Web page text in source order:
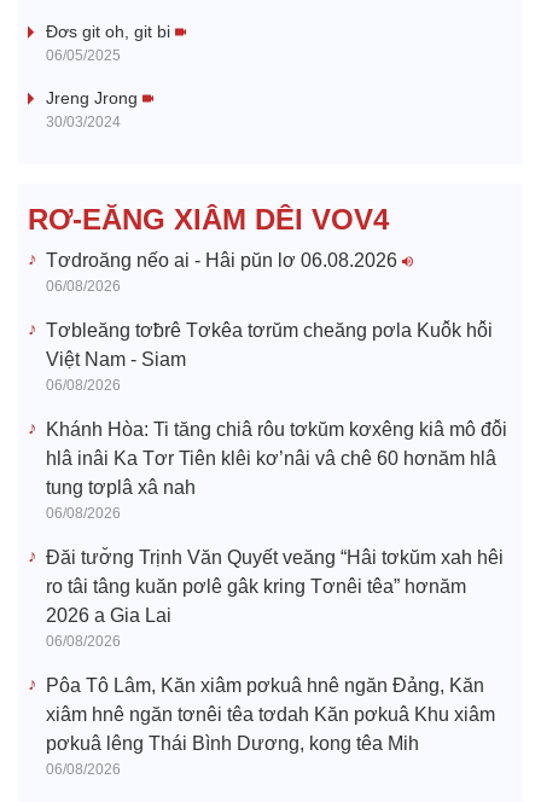
e
o
Đơs git oh, git bi
06/05/2025
Jreng Jrong
30/03/2024
RƠ-EĂNG XIÂM DÊI VOV4
Tơdroăng nếo ai - Hâi pŭn lơ 06.08.2026
06/08/2026
Tơbleăng tơƀrê Tơkêa tơrŭm cheăng pơla Kuô̆k hô̆i
Việt Nam - Siam
06/08/2026
Khánh Hòa: Ti tăng chiâ rôu tơkŭm kơxêng kiâ mô đô̆i
hlâ inâi Ka Tơr Tiên klêi kơ’nâi vâ chê 60 hơnăm hlâ
tung tơplâ xâ nah
06/08/2026
Đăi tươ̆ng Trịnh Văn Quyết veăng “Hâi tơkŭm xah hêi
ro tâi tâng kuăn pơlê gâk kring Tơnêi têa” hơnăm
2026 a Gia Lai
06/08/2026
Pôa Tô Lâm, Kăn xiâm pơkuâ hnê ngăn Đảng, Kăn
xiâm hnê ngăn tơnêi têa tơdah Kăn pơkuâ Khu xiâm
pơkuâ lêng Thái Bình Dương, kong têa Mih
06/08/2026